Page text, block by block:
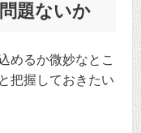
題ないか
めるか微妙なとこ
把握しておきたい